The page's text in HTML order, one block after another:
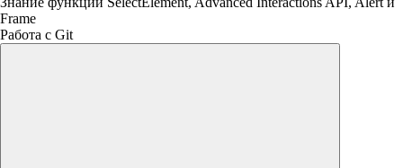
Frame
Работа с Git